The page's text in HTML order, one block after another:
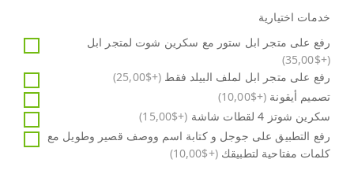
خدمات اختيارية
رفع على متجر ابل ستور مع سكرين شوت لمتجر ابل
(+$35,00)
رفع على متجر ابل لملف البيلد فقط (+$25,00)
تصميم أيقونة (+$10,00)
سكرين شوتز 4 لقطات شاشة
(+$15,00)
رفع التطبيق على جوجل و كتابة اسم ووصف قصير وطويل مع
كلمات مفتاحية لتطبيقك(+$10,00)